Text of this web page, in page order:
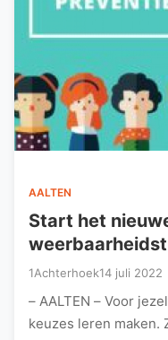
AALTEN
Start het
1Achterhoek14 juli 2022
– AALTEN – Voor
keuzes leren maken.